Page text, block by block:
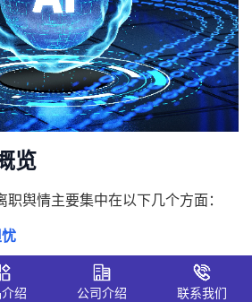
览
舆情主要集中在以下几个方面：
使部分岗位功能被替代，员工对裁员
问题高度关注。
绍 公司介绍 联系我们